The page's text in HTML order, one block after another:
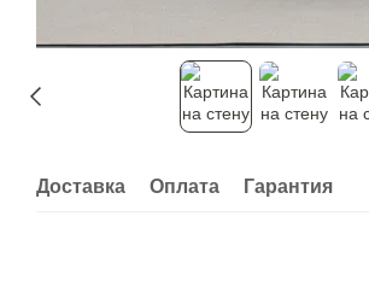
Доставка Оплата Гарантия